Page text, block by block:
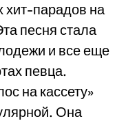
хит-парадов на
песня стала
и все еще
певца.
на кассету»
Она